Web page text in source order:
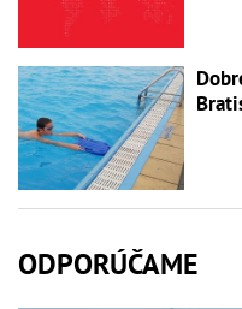
ODPORÚČAME